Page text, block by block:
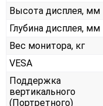
Высота дисплея, мм
Глубина дисплея, мм
Вес монитора, кг
VESA
Поддержка
вертикального
(Портретного)